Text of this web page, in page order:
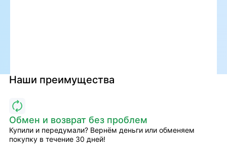
Наши преимущества
Обмен и возврат без проблем
Купили и передумали? Вернём деньги или обменяем
покупку в течение 30 дней!